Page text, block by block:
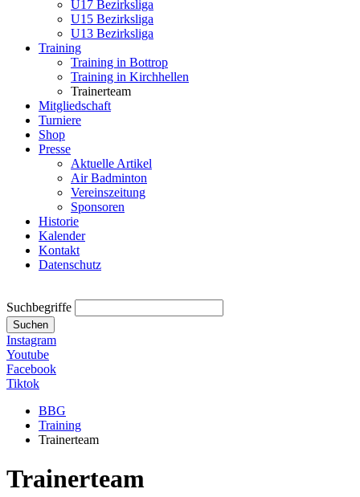
U17 Bezirksliga
U15 Bezirksliga
U13 Bezirksliga
Training
Training in Bottrop
Training in Kirchhellen
Trainerteam
Mitgliedschaft
Turniere
Shop
Presse
Aktuelle Artikel
Air Badminton
Vereinszeitung
Sponsoren
Historie
Kalender
Kontakt
Datenschutz
Suchbegriffe
Suchen
Instagram
Youtube
Facebook
Tiktok
BBG
Training
Trainerteam
Trainerteam